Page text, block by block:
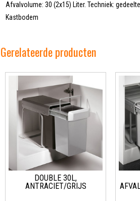
Afvalvolume: 30 (2x15) Liter. Techniek:
Kastbodem
Gerelateerde producten
DOUBLE 30L,
ANTRACIET/GRIJS